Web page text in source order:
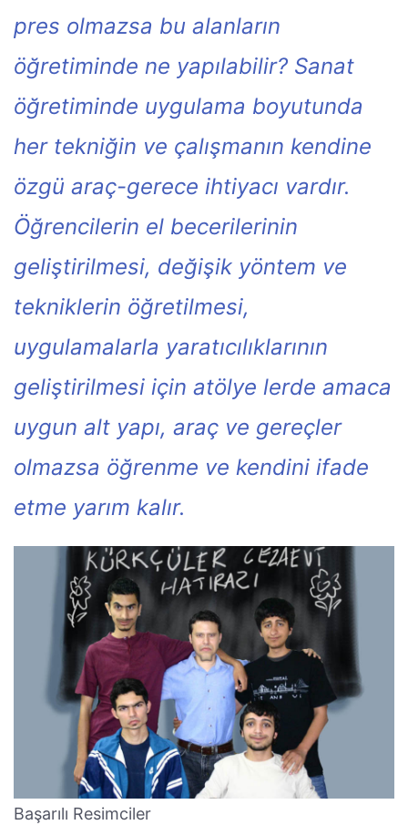
pres olmazsa bu alanların
öğretiminde ne yapılabilir? Sanat
öğretiminde uygulama boyutunda
her tekniğin ve çalışmanın kendine
özgü araç-gerece ihtiyacı vardır.
Öğrencilerin el becerilerinin
geliştirilmesi, değişik yöntem ve
tekniklerin öğretilmesi,
uygulamalarla yaratıcılıklarının
geliştirilmesi için atölye lerde amaca
uygun alt yapı, araç ve gereçler
olmazsa öğrenme ve kendini ifade
etme yarım kalır.
Başarılı Resimciler